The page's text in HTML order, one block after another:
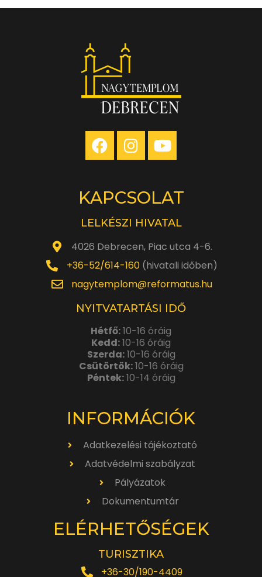
KAPCSOLAT
LELKÉSZI HIVATAL
4026 Debrecen, Piac utca 4-6.
+36-52/614-160(hivatali időben)
nagytemplom@reformatus.hu
NYITVATARTÁSI IDŐ
Hétfő:10-16 óráig
Kedd:10-16 óráig
Szerda:10-16 óráig
Csütörtök:10-16 óráig
Péntek:10-14 óráig
INFORMÁCIÓK
Adatkezelési tájékoztató
Adatvédelmi szabályzat
Pályázatok
Dokumentumtár
ELÉRHETŐSÉGEK
TURISZTIKA
+36-30/190-4409